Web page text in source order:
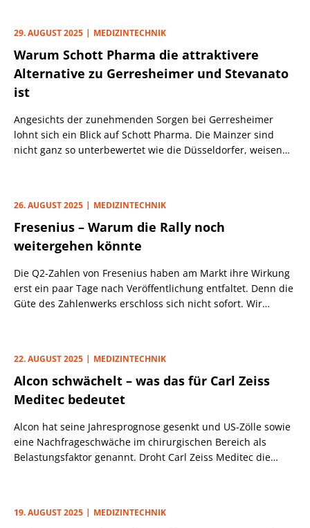
29. AUGUST 2025 MEDIZINTECHNIK
Warum Schott Pharma die attraktivere
Alternative zu Gerresheimer und Stevanato
ist
Angesichts der zunehmenden Sorgen bei Gerresheimer
lohnt sich ein Blick auf Schott Pharma. Die Mainzer sind
nicht ganz so unterbewertet wie die Düsseldorfer, weisen
26. AUGUST 2025 MEDIZINTECHNIK
Fresenius – Warum die Rally noch
weitergehen könnte
Die Q2-Zahlen von Fresenius haben am Markt ihre Wirkung
erst ein paar Tage nach Veröffentlichung entfaltet. Denn die
Güte des Zahlenwerks erschloss sich nicht sofort. Wir
22. AUGUST 2025 MEDIZINTECHNIK
Alcon schwächelt – was das für Carl Zeiss
Meditec bedeutet
Alcon hat seine Jahresprognose gesenkt und US-Zölle sowie
eine Nachfrageschwäche im chirurgischen Bereich als
Belastungsfaktor genannt. Droht Carl Zeiss Meditec die
19. AUGUST 2025 MEDIZINTECHNIK